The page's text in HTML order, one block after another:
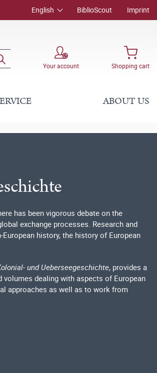
English BiblioScout Imprint
Your account Shopping cart
ABOUT US
has been vigorous debate on the
exchange processes. Research and
history, the history of European
und Ueberseegeschichte, provides a
dealing with aspects of European
approaches as well as to work from